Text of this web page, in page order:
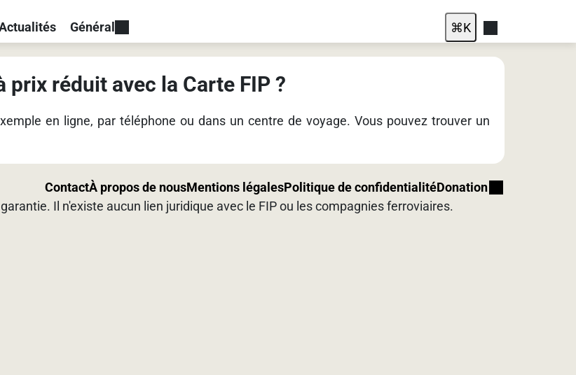
Général ⌘K
réduit avec la Carte FIP ?
en ligne, par téléphone ou dans un centre de voyage. Vous pouvez trouver un
ContactÀ propos de nousMentions légalesPolitique de confidentialitéDonation
Il n'existe aucun lien juridique avec le FIP ou les compagnies ferroviaires.